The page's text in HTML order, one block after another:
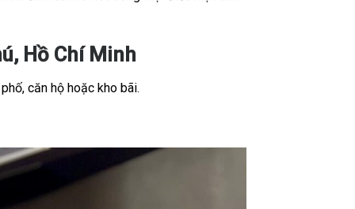
Hồ Chí Minh
căn hộ hoặc kho bãi.